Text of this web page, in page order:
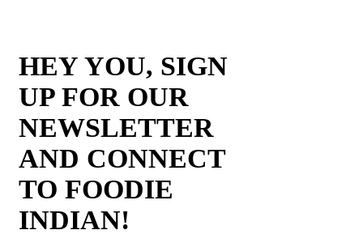
HEY YOU, SIGN
UP FOR OUR
NEWSLETTER
AND CONNECT
TO FOODIE
INDIAN!